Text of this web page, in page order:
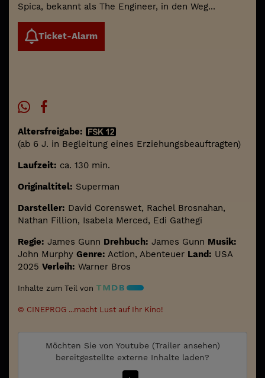
Spica, bekannt als The Engineer, in den Weg...
Ticket-Alarm
Altersfreigabe:
(ab 6 J. in Begleitung eines Erziehungsbeauftragten)
Laufzeit: ca. 130 min.
Originaltitel: Superman
Darsteller: David Corenswet, Rachel Brosnahan,
Nathan Fillion, Isabela Merced, Edi Gathegi
Regie: James Gunn Drehbuch: James Gunn Musik:
John Murphy Genre: Action, Abenteuer Land: USA
2025 Verleih: Warner Bros
Inhalte zum Teil von
© CINEPROG ...macht Lust auf Ihr Kino!
Möchten Sie von Youtube (Trailer ansehen)
bereitgestellte externe Inhalte laden?